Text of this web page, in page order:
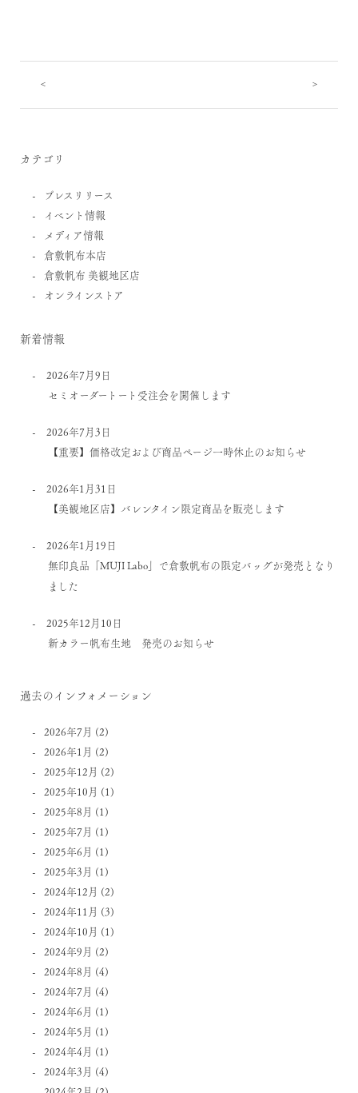
< >
カテゴリ
プレスリリース
イベント情報
メディア情報
倉敷帆布本店
倉敷帆布 美観地区店
オンラインストア
新着情報
2026年7月9日
セミオーダートート受注会を開催します
2026年7月3日
【重要】価格改定および商品ページ一時休止のお知らせ
2026年1月31日
【美観地区店】バレンタイン限定商品を販売します
2026年1月19日
無印良品「MUJI Labo」で倉敷帆布の限定バッグが発売となり
ました
2025年12月10日
新カラー帆布生地 発売のお知らせ
過去のインフォメーション
2026年7月 (2)
2026年1月 (2)
2025年12月 (2)
2025年10月 (1)
2025年8月 (1)
2025年7月 (1)
2025年6月 (1)
2025年3月 (1)
2024年12月 (2)
2024年11月 (3)
2024年10月 (1)
2024年9月 (2)
2024年8月 (4)
2024年7月 (4)
2024年6月 (1)
2024年5月 (1)
2024年4月 (1)
2024年3月 (4)